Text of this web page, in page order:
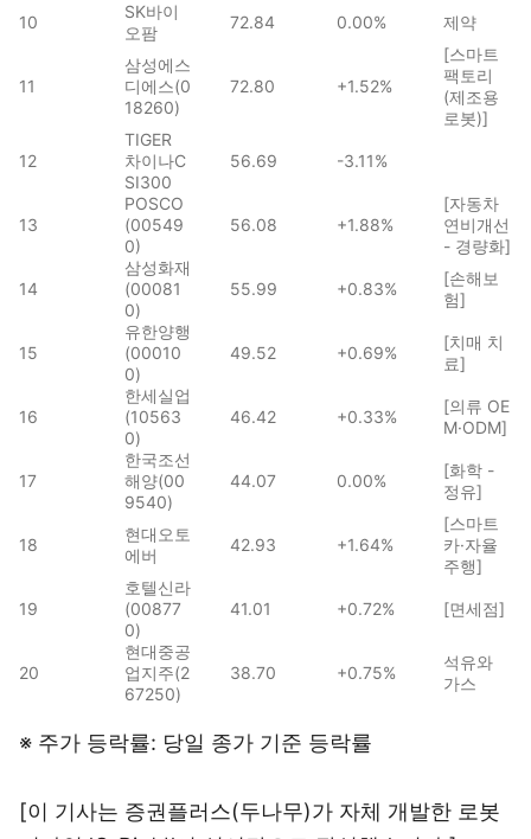
10
SK바이
오팜
72.84 0.00% 제약
11
삼성에스
디에스(0
18260)
72.80 +1.52%
[스마트
팩토리
(제조용
로봇)]
12
TIGER
차이나C
SI300
56.69 -3.11%
13
POSCO
(00549
0)
56.08 +1.88%
[자동차
연비개선
- 경량화]
14
삼성화재
(00081
0)
55.99 +0.83%
[손해보
험]
15
유한양행
(00010
0)
49.52 +0.69%
[치매 치
료]
16
한세실업
(10563
0)
46.42 +0.33%
[의류 OE
M·ODM]
17
한국조선
해양(00
9540)
44.07 0.00%
[화학 -
정유]
18
현대오토
에버
42.93 +1.64%
[스마트
카·자율
주행]
19
호텔신라
(00877
0)
41.01 +0.72% [면세점]
20
현대중공
업지주(2
67250)
38.70 +0.75%
석유와
가스
※ 주가 등락률: 당일 종가 기준 등락률
[이 기사는 증권플러스(두나무)가 자체 개발한 로봇